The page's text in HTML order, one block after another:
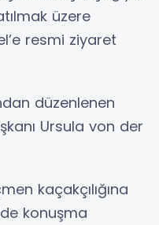
üzere
resmi ziyaret
düzenlenen
Ursula von der
kaçakçılığına
konuşma